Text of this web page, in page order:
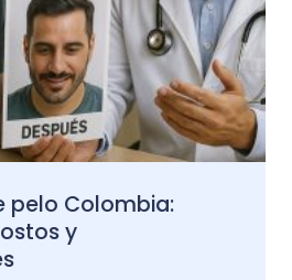
pelo Colombia:
y